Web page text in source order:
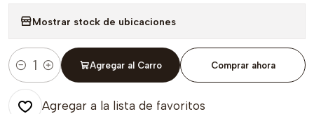
Mostrar stock de ubicaciones
Cantidad
Agregar al Carro Comprar ahora
Agregar a la lista de favoritos